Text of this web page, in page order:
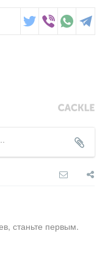
станьте первым.